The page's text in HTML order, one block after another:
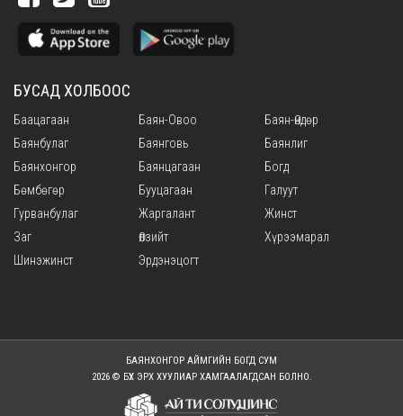
БУСАД ХОЛБООС
Баацагаан Баян-Овоо
Баян-Өндөр
Баянбулаг
Баянговь
Баянлиг
Баянхонгор
Баянцагаан
Богд
Бөмбөгөр
Бууцагаан
Галуут
Гурванбулаг
Жаргалант
Жинст
Заг
Өлзийт
Хүрээмарал
Шинэжинст
Эрдэнэцогт
БАЯНХОНГОР АЙМГИЙН БОГД СУМ
2026 © БҮХ ЭРХ ХУУЛИАР ХАМГААЛАГДСАН БОЛНО.